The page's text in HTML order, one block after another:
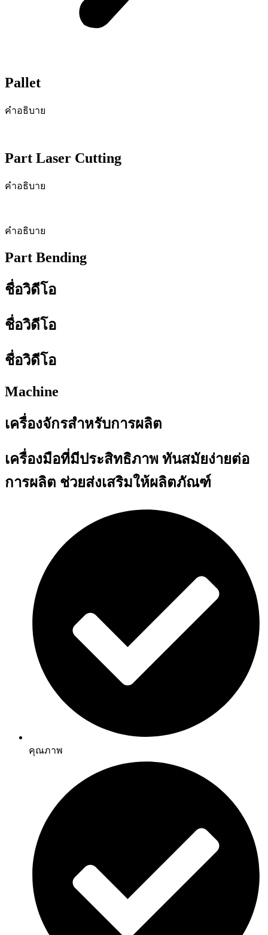
Pallet
คำอธิบาย
Part Laser Cutting
คำอธิบาย
คำอธิบาย
Part Bending
ชื่อวิดีโอ
ชื่อวิดีโอ
ชื่อวิดีโอ
Machine
เครื่องจักรสำหรับการผลิต
เครื่องมือที่มีประสิทธิภาพ ทันสมัยง่ายต่อ
การผลิต ช่วยส่งเสริมให้ผลิตภัณฑ์
คุณภาพ